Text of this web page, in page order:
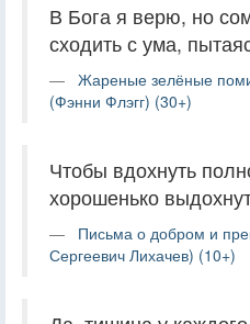
В Бога я верю, но
сходить с ума,
Жареные зелёные
(Фэнни Флэгг) (30+)
Чтобы вдохнуть
хорошенько
Письма о добром и
Сергеевич Лихачев) (10+)